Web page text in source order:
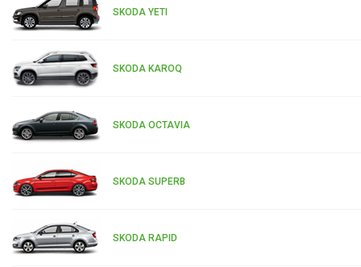
SKODA YETI
SKODA KAROQ
SKODA OCTAVIA
SKODA SUPERB
SKODA RAPID